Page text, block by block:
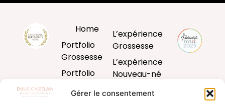
Gérer le consentement
Home
Portfolio
Grossesse
Portfolio
L’expérience
Grossesse
L’expérience
Nouveau-né
L’expérience